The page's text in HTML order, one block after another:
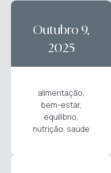
Outubro 9,
2025
alimentação,
bem-estar,
equilíbrio,
nutrição,saúde